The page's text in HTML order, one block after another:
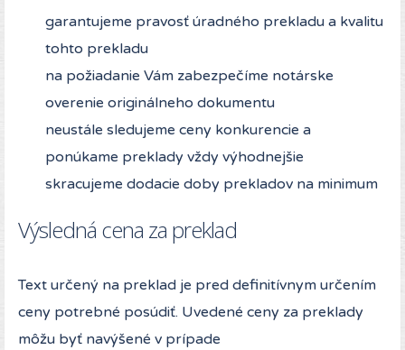
garantujeme pravosť úradného prekladu a kvalitu
tohto prekladu
na požiadanie Vám zabezpečíme notárske
overenie originálneho dokumentu
neustále sledujeme ceny konkurencie a
ponúkame preklady vždy výhodnejšie
skracujeme dodacie doby prekladov na minimum
Výsledná cena za preklad
Text určený na preklad je pred definitívnym určením
ceny potrebné posúdiť. Uvedené ceny za preklady
môžu byť navýšené v prípade